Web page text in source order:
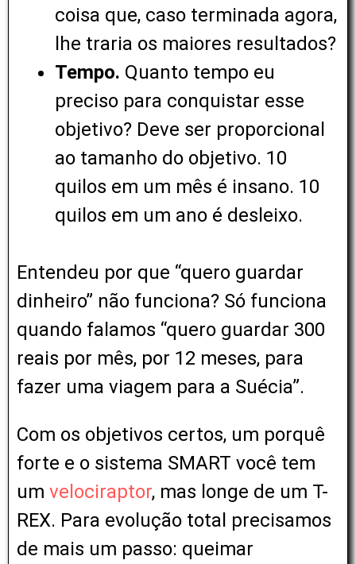
coisa que, caso terminada agora,
lhe traria os maiores resultados?
Tempo. Quanto tempo eu
preciso para conquistar esse
objetivo? Deve ser proporcional
ao tamanho do objetivo. 10
quilos em um mês é insano. 10
quilos em um ano é desleixo.
Entendeu por que “quero guardar
dinheiro” não funciona? Só funciona
quando falamos “quero guardar 300
reais por mês, por 12 meses, para
fazer uma viagem para a Suécia”.
Com os objetivos certos, um porquê
forte e o sistema SMART você tem
um velociraptor, mas longe de um T-
REX. Para evolução total precisamos
de mais um passo: queimar